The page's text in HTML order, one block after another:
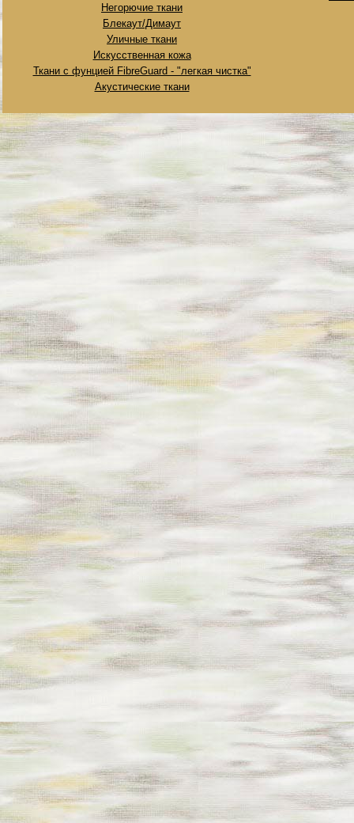
Негорючие ткани
Блекаут/Димаут
Уличные ткани
Искусственная кожа
Ткани с фунцией FibreGuard - "легкая чистка"
Акустические ткани